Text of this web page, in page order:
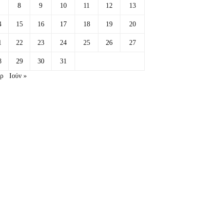
8 9 10 11 12 13
15 16 17 18 19 20
22 23 24 25 26 27
29 30
31
Ιούν »